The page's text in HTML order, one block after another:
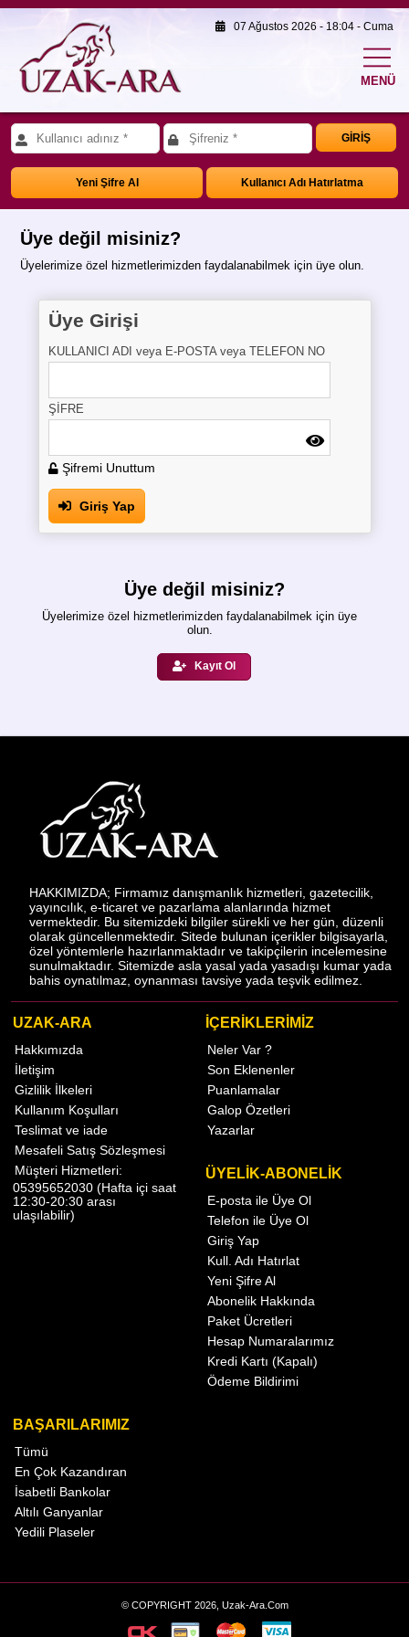
07 Ağustos 2026 - 18:04 - Cuma
MENÜ
GİRİŞ
Yeni Şifre Al Kullanıcı Adı Hatırlatma
Üye değil misiniz?
Üyelerimize özel hizmetlerimizden faydalanabilmek için üye olun.
Üye Girişi
KULLANICI ADI veya E-POSTA veya TELEFON NO
ŞİFRE
Şifremi Unuttum
Giriş Yap
Üye değil misiniz?
Üyelerimize özel hizmetlerimizden faydalanabilmek için üye
olun.
Kayıt Ol
HAKKIMIZDA; Firmamız danışmanlık hizmetleri, gazetecilik,
yayıncılık, e-ticaret ve pazarlama alanlarında hizmet
vermektedir. Bu sitemizdeki bilgiler sürekli ve her gün, düzenli
olarak güncellenmektedir. Sitede bulunan içerikler bilgisayarla,
özel yöntemlerle hazırlanmaktadır ve takipçilerin incelemesine
sunulmaktadır. Sitemizde asla yasal yada yasadışı kumar yada
bahis oynatılmaz, oynanması tavsiye yada teşvik edilmez.
UZAK-ARA
Hakkımızda
İletişim
Gizlilik İlkeleri
Kullanım Koşulları
Teslimat ve iade
Mesafeli Satış Sözleşmesi
Müşteri Hizmetleri:
05395652030 (Hafta içi saat
12:30-20:30 arası
ulaşılabilir)
İÇERİKLERİMİZ
Neler Var ?
Son Eklenenler
Puanlamalar
Galop Özetleri
Yazarlar
ÜYELİK-ABONELİK
E-posta ile Üye Ol
Telefon ile Üye Ol
Giriş Yap
Kull. Adı Hatırlat
Yeni Şifre Al
Abonelik Hakkında
Paket Ücretleri
Hesap Numaralarımız
Kredi Kartı (Kapalı)
Ödeme Bildirimi
BAŞARILARIMIZ
Tümü
En Çok Kazandıran
İsabetli Bankolar
Altılı Ganyanlar
Yedili Plaseler
© COPYRIGHT 2026, Uzak-Ara.Com